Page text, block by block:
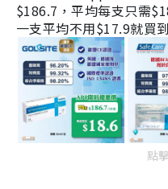
$186.7，平均每支只需
一支平均不用$17.9就買
點